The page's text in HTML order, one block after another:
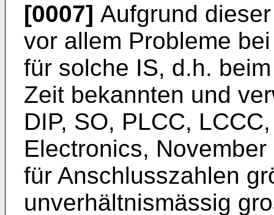
[0007] Aufgrund
vor allem Probleme
für solche IS, d.h.
Zeit bekannten und
DIP, SO, PLCC,
Electronics,
für Anschlusszahlen
unverhältnismässig